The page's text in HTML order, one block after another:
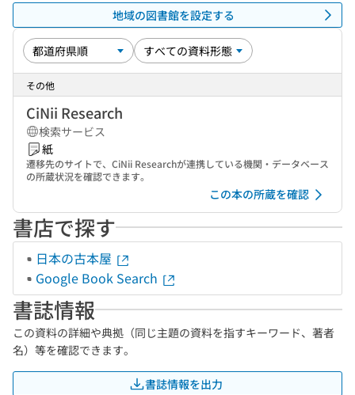
地域の図書館を設定する
その他
CiNii Research
検索サービス
紙
遷移先のサイトで、CiNii Researchが連携している機関・データベース
の所蔵状況を確認できます。
この本の所蔵を確認
書店で探す
日本の古本屋
Google Book Search
書誌情報
この資料の詳細や典拠（同じ主題の資料を指すキーワード、著者
名）等を確認できます。
書誌情報を出力